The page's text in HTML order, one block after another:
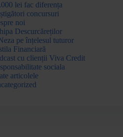
lei fac diferența
concursuri
noi
Descurcăreților
pe înțelesul tuturor
Financiară
cu clienții Viva Credit
sociala
articolele